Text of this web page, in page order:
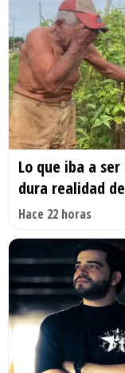
Lo que iba a
dura realidad
Hace 22 horas